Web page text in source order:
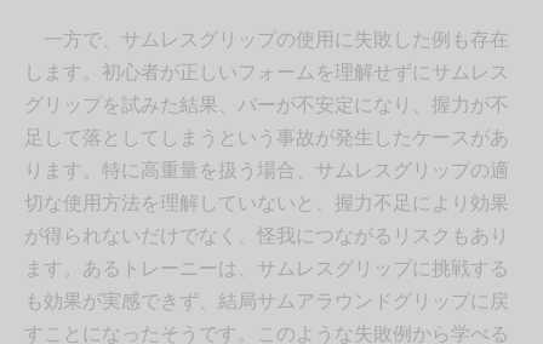
一方で、サムレスグリップの使用に失敗した例も存在
します。初心者が正しいフォームを理解せずにサムレス
グリップを試みた結果、バーが不安定になり、握力が不
足して落としてしまうという事故が発生したケースがあ
ります。特に高重量を扱う場合、サムレスグリップの適
切な使用方法を理解していないと、握力不足により効果
が得られないだけでなく、怪我につながるリスクもあり
ます。あるトレーニーは、サムレスグリップに挑戦する
も効果が実感できず、結局サムアラウンドグリップに戻
すことになったそうです。このような失敗例から学べる